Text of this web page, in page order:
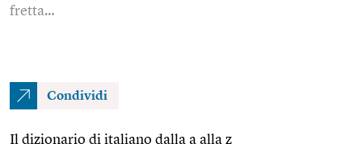
fretta…
Condividi
Il dizionario di italiano dalla a alla z